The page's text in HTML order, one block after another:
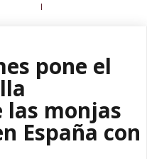
pone el
las monjas
España con